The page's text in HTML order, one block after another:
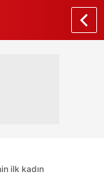
ilk kadın